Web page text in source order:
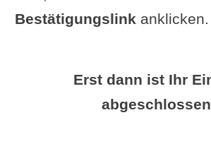
Bestätigungslink anklicken.
Erst dann ist Ihr